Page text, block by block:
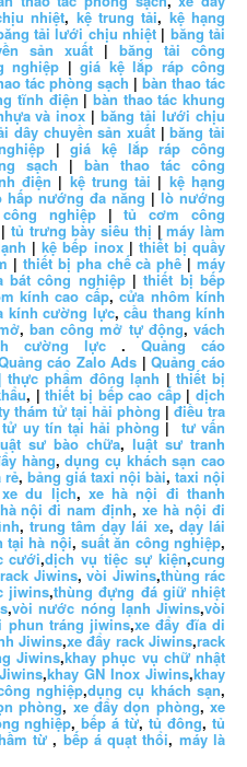
nhiệt, kệ trung tải, kệ hạng
tải lưới chịu nhiệt| băng tải
sản xuất | băng tải công
nghiệp |giá kệ lắp ráp công
tác phòng sạch | bàn thao tác
tĩnh điện |bàn thao tác khung
và inox|băng tải lưới chịu
dây chuyền sản xuất |băng tải
|giá kệ lắp ráp công
sạch| bàn thao tác công
điện | kệ trung tải | kệ hạng
hấp nướng đa năng |lò nướng
nghiệp|tủ cơm công
| tủ trưng bày siêu thị |máy làm
|kệ bếp inox| thiết bị quầy
| thiết bị pha chế cà phê| máy
bát công nghiệp|thiết bị bếp
kính cao cấp,cửa nhôm kính
kính cường lực, cầu thang kính
, ban công mở tự động, vách
cường lực .Quảng cáo
cáo Zalo Ads |Quảng cáo
thực phẩm đông lạnh |thiết bị
, |thiết bị bếp cao cấp|dịch
thám tử tại hải phòng |điều tra
uy tín tại hải phòng | tư vấn
sư bào chữa, luật sư tranh
hàng,dụng cụ khách sạn cao
rẻ, bảng giá taxi nội bài, taxi nội
xe du lịch, xe hà nội đi thanh
nội đi nam định,xe hà nội đi
, trung tâm dạy lái xe, dạy lái
tại hà nội,suất ăn công nghiệp,
cưới,dịch vụ tiệc sự kiện,cung
rack Jiwins, vòi Jiwins,thùng rác
jiwins,thùng đựng đá giữ nhiệt
,vòi nước nóng lạnh Jiwins,vòi
phun tráng jiwins,xe đẩy đĩa di
Jiwins,xe đẩy rack Jiwins,rack
Jiwins,khay phục vụ chữ nhật
,khay GN Inox Jiwins,khay
nghiệp,dụng cụ khách sạn,
phòng,xe đẩy dọn phòng,xe
nghiệp,bếp á từ,tủ đông,tủ
từ ,bếp á quạt thổi, máy là